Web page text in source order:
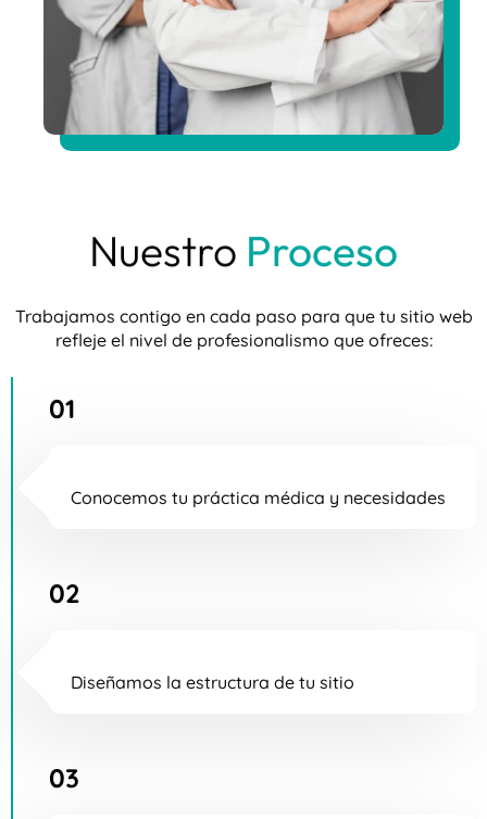
Nuestro Proceso
Trabajamos contigo en cada paso para que tu sitio web
refleje el nivel de profesionalismo que ofreces:
Conocemos tu práctica médica y necesidades
01
Diseñamos la estructura de tu sitio
02
03